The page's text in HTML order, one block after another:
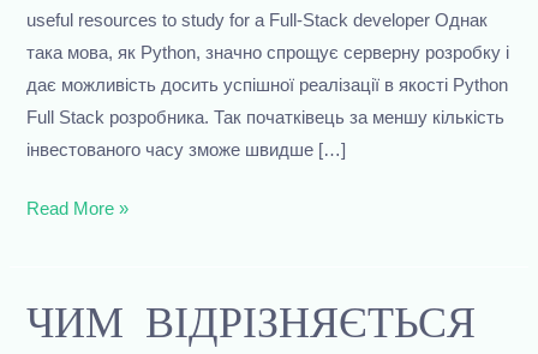
useful resources to study for a Full-Stack developer Однак
така мова, як Python, значно спрощує серверну розробку і
дає можливість досить успішної реалізації в якості Python
Full Stack розробника. Так початківець за меншу кількість
інвестованого часу зможе швидше […]
Read More »
ЧИМ ВІДРІЗНЯЄТЬСЯ
ЧИМ
ВІДРІЗНЯЄТЬСЯ